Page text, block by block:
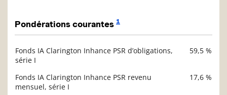
Pondérations courantes 1
Description
Fonds IA Clarington Inhance PSR d’obligations,
série I
59,5 %
Fonds IA Clarington Inhance PSR revenu
mensuel, série I
17,6 %